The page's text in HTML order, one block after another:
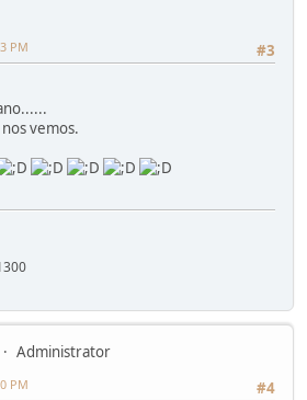
#3
PM
vemos.
Administrator
#4
PM